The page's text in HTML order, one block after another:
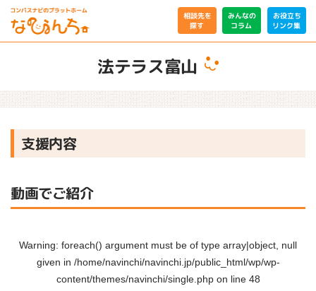
相談先を
探す
みんなの
コラム
お役立ち
リンク集
法テラス富山
支援内容
動画でご紹介
Warning: foreach() argument must be of type array|object, null
given in /home/navinchi/navinchi.jp/public_html/wp/wp-
content/themes/navinchi/single.phpon line 48